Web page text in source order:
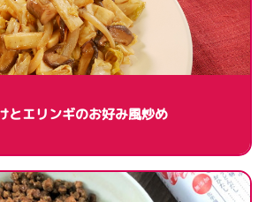
とエリンギのお好み風炒め